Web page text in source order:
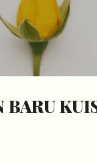
BARU